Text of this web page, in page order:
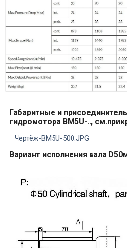
Габаритные и
гидромотора BM5U-..,
Чертёж-BM5U-500.JPG
Вариант исполнения вала D